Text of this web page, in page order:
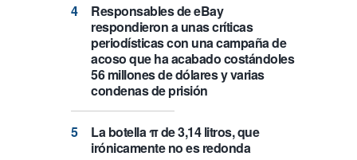
Responsables de eBay
respondieron a unas críticas
periodísticas con una campaña de
acoso que ha acabado costándoles
56 millones de dólares y varias
condenas de prisión
La botella π de 3,14 litros, que
irónicamente no es redonda